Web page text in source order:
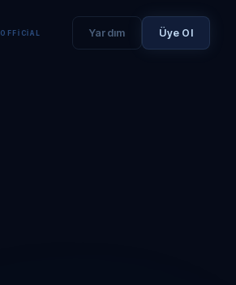
OFFICIAL Yardım Üye Ol